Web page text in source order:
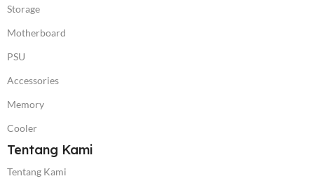
Storage
Motherboard
PSU
Accessories
Memory
Cooler
Tentang Kami
Tentang Kami